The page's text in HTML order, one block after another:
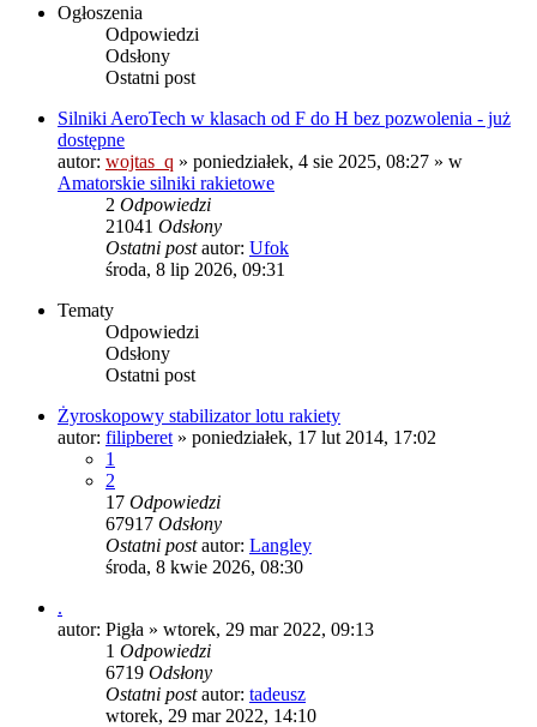
Ogłoszenia
Odpowiedzi
Odsłony
Ostatni post
Silniki AeroTech w klasach od F do H bez pozwolenia - już
dostępne
autor: wojtas_q » poniedziałek, 4 sie 2025, 08:27 » w
Amatorskie silniki rakietowe
2 Odpowiedzi
21041 Odsłony
Ostatni postautor: Ufok
środa, 8 lip 2026, 09:31
Tematy
Odpowiedzi
Odsłony
Ostatni post
Żyroskopowy stabilizator lotu rakiety
autor: filipberet » poniedziałek, 17 lut 2014, 17:02
1
2
17 Odpowiedzi
67917 Odsłony
Ostatni postautor: Langley
środa, 8 kwie 2026, 08:30
.
autor: Pigła » wtorek, 29 mar 2022, 09:13
1 Odpowiedzi
6719 Odsłony
Ostatni postautor: tadeusz
wtorek, 29 mar 2022, 14:10